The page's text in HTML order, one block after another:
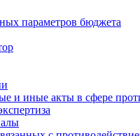
параметров бюджета
и иные акты в сфере